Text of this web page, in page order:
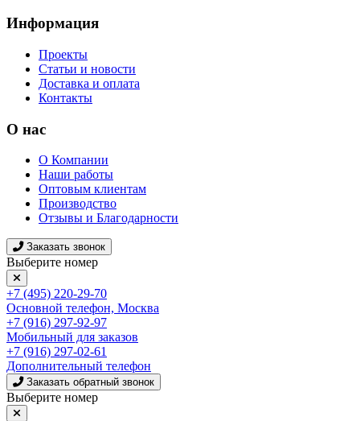
Информация
Проекты
Статьи и новости
Доставка и оплата
Контакты
О нас
О Компании
Наши работы
Оптовым клиентам
Производство
Отзывы и Благодарности
Заказать звонок
Выберите номер
+7 (495) 220-29-70
Основной телефон, Москва
+7 (916) 297-92-97
Мобильный для заказов
+7 (916) 297-02-61
Дополнительный телефон
Заказать обратный звонок
Выберите номер